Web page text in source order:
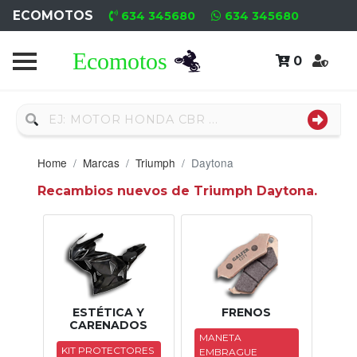
ECOMOTOS 634 345680 634 345680
0
Home
Usado
Neumáticos
Campa
Motores
Nuevos
Motores
Usados
Home Marcas Triumph Daytona
Recambios nuevos de Triumph Daytona.
ESTÉTICA Y
CARENADOS
KIT PROTECTORES
FRENOS
MANETA
EMBRAGUE